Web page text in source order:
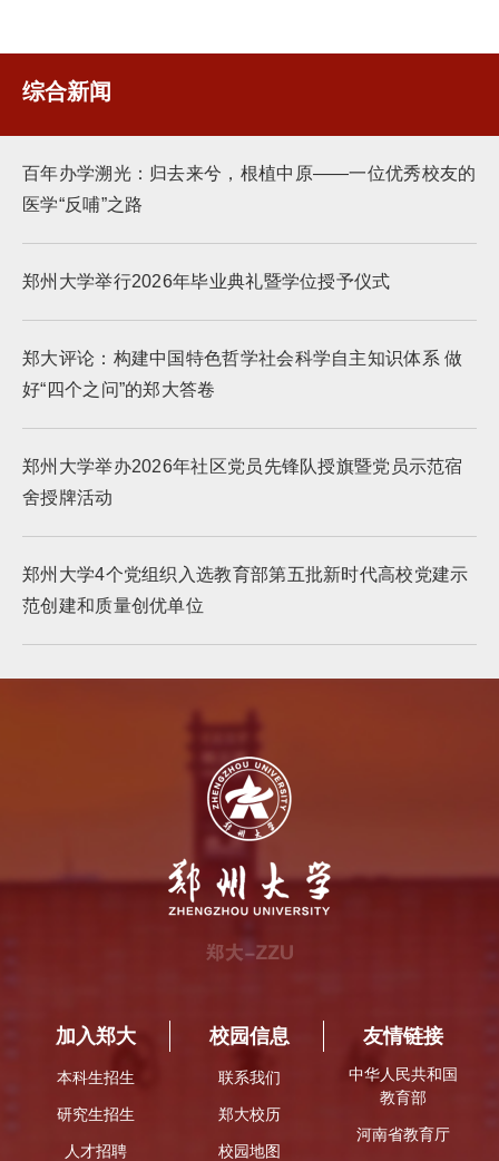
综合新闻
百年办学溯光：归去来兮，根植中原——一位优秀校友的
医学“反哺”之路
郑州大学举行2026年毕业典礼暨学位授予仪式
郑大评论：构建中国特色哲学社会科学自主知识体系 做
好“四个之问”的郑大答卷
郑州大学举办2026年社区党员先锋队授旗暨党员示范宿
舍授牌活动
郑州大学4个党组织入选教育部第五批新时代高校党建示
范创建和质量创优单位
加入郑大
本科生招生
研究生招生
人才招聘
校园信息
联系我们
郑大校历
校园地图
友情链接
中华人民共和国
教育部
河南省教育厅